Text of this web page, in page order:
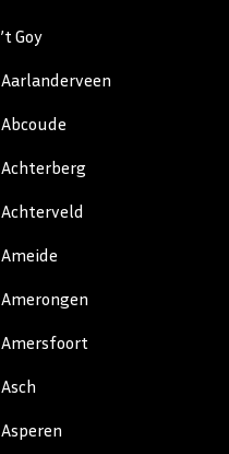
’t Goy
Aarlanderveen
Abcoude
Achterberg
Achterveld
Ameide
Amerongen
Amersfoort
Asch
Asperen